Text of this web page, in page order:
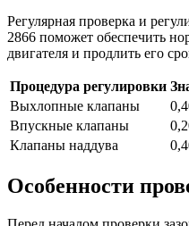
Регулярная проверка и
2866 поможет обеспечить
двигателя и продлить его
Процедура регулировки
Выхлопные клапаны
Впускные клапаны
Клапаны наддува
Особенности